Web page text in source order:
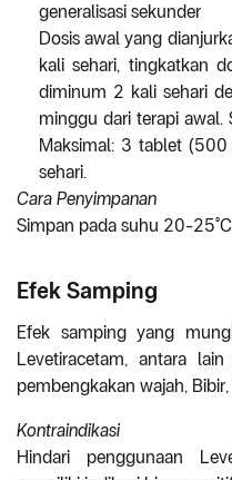
generalisasi sekunder
Dosis awal yang
kali sehari, tingkatkan
diminum 2 kali sehari
minggu dari terapi awal.
Maksimal: 3 tablet
sehari.
Cara Penyimpanan
Simpan pada suhu 20-
Efek Samping
Efek samping yang
Levetiracetam, antara
pembengkakan wajah,
Kontraindikasi
Hindari penggunaan